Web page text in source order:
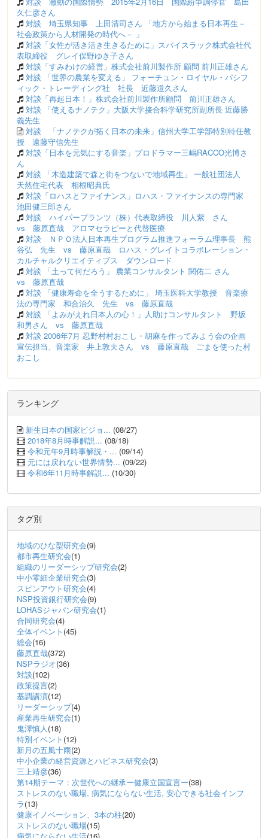
久仁彦さん
対談 埼玉県知事 上田清司さん 「地方から始まる日本再生－
社会政策から人材開発の時代へ－ 」
対談「女性が活き活き生きるために」スパイスラック株式会社代
表取締役 グレイ俣野ゆき子さん
対談「すみわけの経営」株式会社前川製作所 顧問 前川正雄さん
対談 「世界の農業を変える」 フォーチュン・ロイヤル・パシフ
ィック・トレーディング社 社長 近藤道久さん
対談「再起日本！」株式会社前川製作所顧問 前川正雄さん
対談 「使えるナノテク」大阪大学接合科学研究所副所長 近藤勝
義先生
対談 「ナノテクが拓く日本の未来」信州大学工学部特別特任教
授 遠藤守信先生
対談「日本を元気にする音楽」プロドラマー三嶋RACCO光博さ
ん
対談 「木造建築で森と街をつないで地域再生」 一般社団法人
天然住宅代表 相根昭典氏
対談「ロハスとファイナンス」ロハス・ファイナンスの専門家
池田健三郎さん
対談 ハイパープランツ（株）代表取締役 川人紫 さん
vs 藤原直哉 アロマセラピーと代替医療
対談 ＮＰＯ法人日本再生プログラム推進フォーラム理事長 熊
谷弘 先生 vs 藤原直哉 ロハス・グレイトコラボレーション・
カルチャルクリエイティブス ダウンロード
対談 「土って何だろう」 農業コンサルタント 関佑二 さん
vs 藤原直哉
対談 「健康寿命を全うするために」 埼玉医科大学教授 音楽療
法の専門家 和合治久 先生 vs 藤原直哉
対談 「よみがえれ日本人の心！」人助けコンサルタント 野坂
和男さん vs 藤原直哉
対談 2006年7月 忍野村村おこし・胡麻を作ってみよう会の企画
宣伝担当、音楽家 井上敦夫さん vs 藤原直哉 ごまを使った村
おこし
ランキング
新生日本の国家ビジョ... (08/27)
2018年8月時事解説... (08/18)
令和元年9月時事解説・... (09/14)
元には戻れない世界情勢... (09/22)
令和6年11月時事解説... (10/30)
タグ別
地域のひな型研究会(9)
都市再生研究会(1)
組織のリーダーシップ研究会(2)
中小零細企業研究会(3)
スピンアウト研究会(4)
NSP投資銀行研究会(9)
LOHASジャパン研究会(1)
合同研究会(4)
全体イベント (45)
総会(16)
藤原直哉(372)
NSPラジオ(36)
対談(102)
政策提言(2)
基調講演(12)
リーダーシップ(4)
産業再生研究会(1)
鬼澤慎人(18)
特別イベント (12)
新月の五風十雨(2)
中小企業の経営資源とハピネス研究会(3)
三上靖彦(36)
第14期テーマ：次世代への継承ー健康立国宣言ー(38)
ストレスのない職場, 病気にならない生活, 安心できる社会インフ
ラ(13)
健康イノベーション、3本の柱(20)
ストレスのない職場(15)